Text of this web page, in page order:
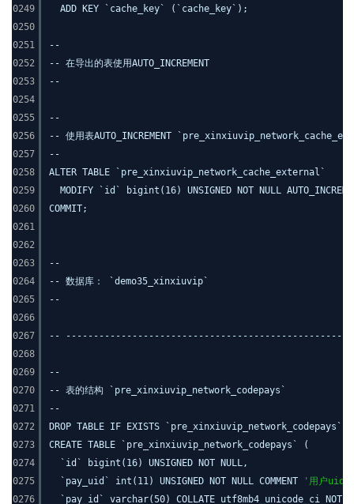
0249
0250
0251
0252
0253
0254
0255
0256
0257
0258
0259
0260
0261
0262
0263
0264
0265
0266
0267
0268
0269
0270
0271
0272
0273
0274
0275
0276
ADD KEY `cache_key` (`cache_key`);
--
-- 在导出的表使用AUTO_INCREMENT
--
--
-- 使用表AUTO_INCREMENT
--
ALTER TABLE `pre_xinxiuvip_network_cache_external`
MODIFY `id` bigint(16) UNSIGNED NOT NULL
COMMIT;
--
-- 数据库： `demo35_xinxiuvip`
--
--
--
-- 表的结构 `pre_xinxiuvip_network_codepays`
--
DROP TABLE IF EXISTS `pre_xinxiuvip_network_codepays`;
CREATE TABLE `pre_xinxiuvip_network_codepays` (
`id` bigint(16) UNSIGNED NOT NULL,
`pay_uid` int(11) UNSIGNED NOT NULL COMMENT
'用户uid'
`pay_id` varchar(50) COLLATE utf8mb4_unicode_ci NOT